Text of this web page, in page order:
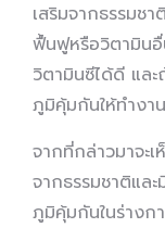
เสริมจากธรรมช
ฟื้นฟูหรือวิตามินอื่
วิตามินซีได้ดี แล
ภูมิคุ้มกันให้ทำงา
จากที่กล่าวมาจะเ
จากธรรมชาติแล
ภูมิคุ้มกันในร่างก